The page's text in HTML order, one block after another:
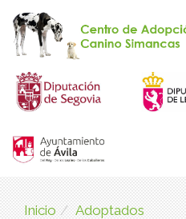
Inicio
Adoptados